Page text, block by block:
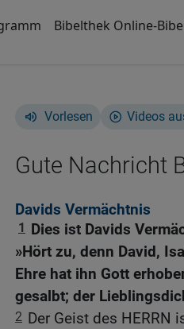
Bibelthek Online-
Vorlesen Videos
Gute Nachricht
Davids Vermächtnis
1
Dies ist Davids
»Hört zu, denn David,
Ehre hat ihn Gott
gesalbt; der
2 Der Geist des HERRN